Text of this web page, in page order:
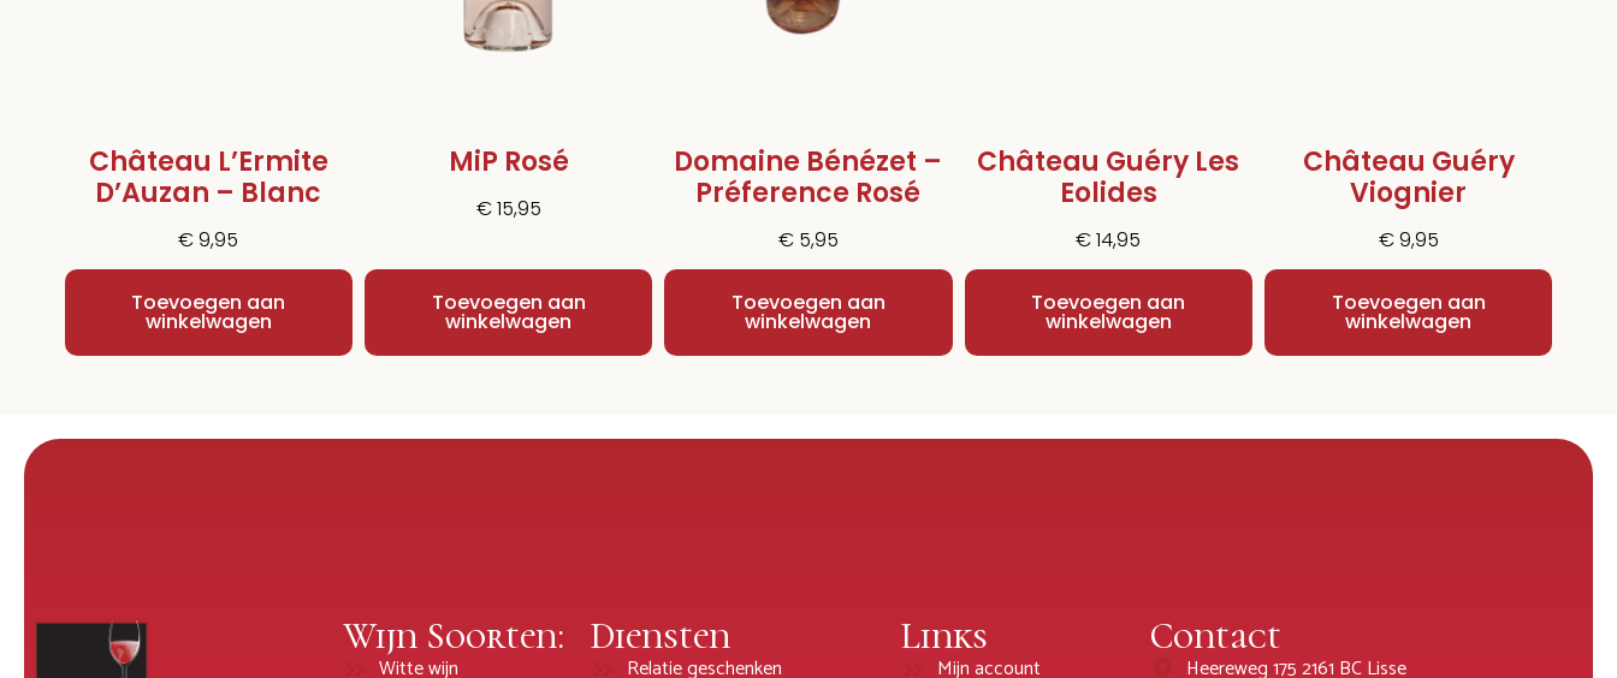
Château L’Ermite
D’Auzan – Blanc
€9,95
Toevoegen aan
winkelwagen
MiP Rosé
€15,95
Toevoegen aan
winkelwagen
Domaine Bénézet –
Préference Rosé
€5,95
Toevoegen aan
winkelwagen
Château Guéry Les
Eolides
€14,95
Toevoegen aan
winkelwagen
Château Guéry
Viognier
€9,95
Toevoegen aan
winkelwagen
Wijn Soorten:
Witte wijn
Diensten
Relatie geschenken
Links
Mijn account
Contact
Heereweg 175 2161 BC Lisse